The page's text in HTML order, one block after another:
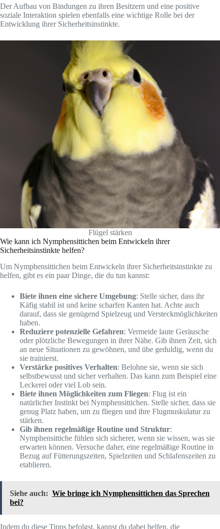
Der Aufbau von Bindungen zu ihren Besitzern und eine positive
soziale Interaktion spielen ebenfalls eine wichtige Rolle bei der
Entwicklung ihrer Sicherheitsinstinkte.
Flügel stärken
Wie kann ich Nymphensittichen beim Entwickeln ihrer
Sicherheitsinstinkte helfen?
Um Nymphensittichen beim Entwickeln ihrer Sicherheitsinstinkte zu
helfen, gibt es ein paar Dinge, die du tun kannst:
Biete ihnen eine sichere Umgebung: Stelle sicher, dass ihr
Käfig stabil ist und keine scharfen Kanten hat. Achte auch
darauf, dass sie genügend Spielzeug und Versteckmöglichkeiten
haben.
Reduziere potenzielle Gefahren: Vermeide laute Geräusche
oder plötzliche Bewegungen in ihrer Nähe. Gib ihnen Zeit, sich
an neue Situationen zu gewöhnen, und übe geduldig, wenn du
sie trainierst.
Verstärke positives Verhalten: Belohne sie, wenn sie sich
selbstbewusst und sicher verhalten. Das kann zum Beispiel eine
Leckerei oder viel Lob sein.
Biete ihnen Möglichkeiten zum Fliegen: Flug ist ein
natürlicher Instinkt bei Nymphensittichen. Stelle sicher, dass sie
genug Platz haben, um zu fliegen und ihre Flugmuskulatur zu
stärken.
Gib ihnen regelmäßige Routine und Struktur:
Nymphensittiche fühlen sich sicherer, wenn sie wissen, was sie
erwarten können. Versuche daher, eine regelmäßige Routine in
Bezug auf Fütterungszeiten, Spielzeiten und Schlafenszeiten zu
etablieren.
Siehe auch: Wie bringe ich Nymphensittichen das Sprechen
bei?
Indem du diese Tipps befolgst, kannst du dabei helfen, die